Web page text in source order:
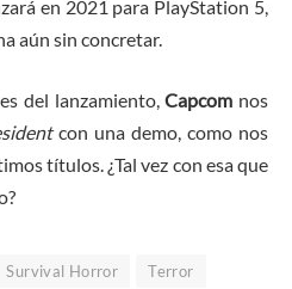
en 2021 para PlayStation 5,
aún sin concretar.
del lanzamiento,Capcom nos
con una demo, como nos
títulos. ¿Tal vez con esa que
Survival Horror
Terror